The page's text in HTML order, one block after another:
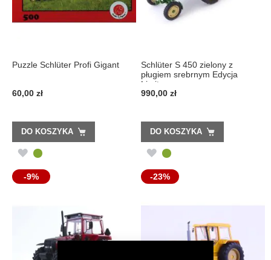
Puzzle Schlüter Profi Gigant
60,00 zł
DO KOSZYKA
DODAJ
DO
ŻYCZEŃ
Schlüter S 450 zielony z
pługiem srebrnym Edycja
Limitowana ...
990,00 zł
DO KOSZYKA
DODAJ
DO
-9% -23%